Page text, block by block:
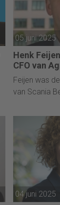
05 juni 2025
Henk
CFO van
Feijen was
van Scania
04 juni 2025